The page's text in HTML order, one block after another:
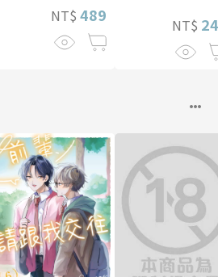
NT$ 489
NT$